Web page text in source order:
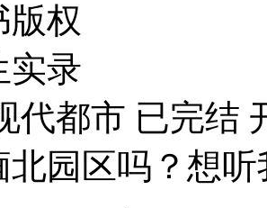
版权
实录
代都市 已完结
北园区吗？想